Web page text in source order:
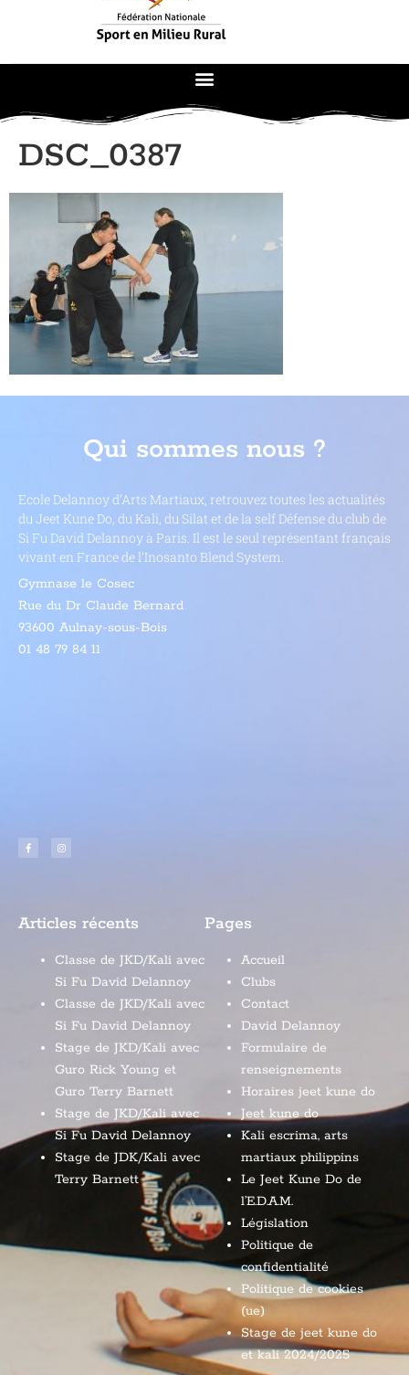
DSC_0387
Qui sommes nous ?
Ecole Delannoy d’Arts Martiaux, retrouvez toutes les actualités
du Jeet Kune Do, du Kali, du Silat et de la self Défense du club de
Si Fu David Delannoy à Paris. Il est le seul représentant français
vivant en France de l’Inosanto Blend System.
Gymnase le Cosec
Rue du Dr Claude Bernard
93600 Aulnay-sous-Bois
01 48 79 84 11
Articles récents
Classe de JKD/Kali avec
Si Fu David Delannoy
Classe de JKD/Kali avec
Si Fu David Delannoy
Stage de JKD/Kali avec
Guro Rick Young et
Guro Terry Barnett
Stage de JKD/Kali avec
Si Fu David Delannoy
Stage de JDK/Kali avec
Terry Barnett
Pages
Accueil
Clubs
Contact
David Delannoy
Formulaire de
renseignements
Horaires jeet kune do
Jeet kune do
Kali escrima, arts
martiaux philippins
Le Jeet Kune Do de
l’E.D.A.M.
Législation
Politique de
confidentialité
Politique de cookies
(ue)
Stage de jeet kune do
et kali 2024/2025